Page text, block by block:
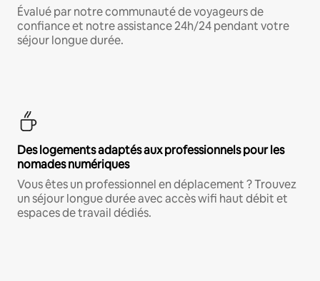
Évalué par notre communauté de voyageurs de
confiance et notre assistance 24h/24 pendant votre
séjour longue durée.
Des logements adaptés aux professionnels pour les
nomades numériques
Vous êtes un professionnel en déplacement ? Trouvez
un séjour longue durée avec accès wifi haut débit et
espaces de travail dédiés.